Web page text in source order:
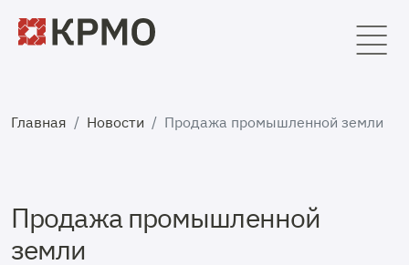
Главная Новости Продажа промышленной земли
Продажа промышленной
земли